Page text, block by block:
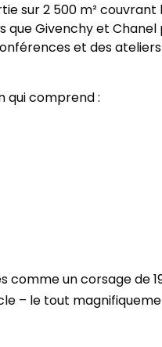
sur 2 500 m² couvrant
que Givenchy et
et des
qui comprend :
un corsage de
– le tout